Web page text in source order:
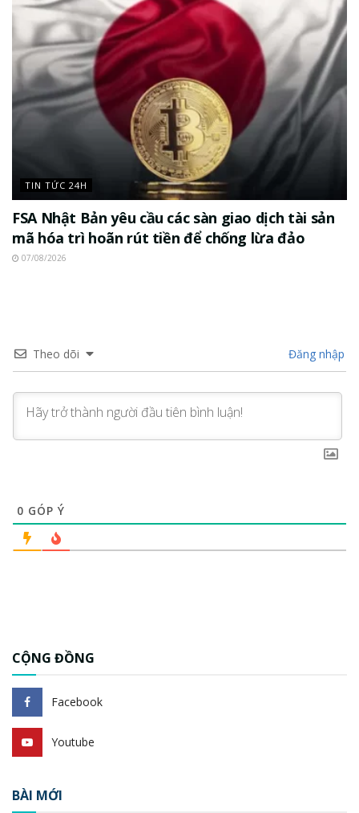
TIN TỨC 24H
FSA Nhật Bản yêu cầu các sàn giao dịch tài sản
mã hóa trì hoãn rút tiền để chống lừa đảo
07/08/2026
Theo dõi Đăng nhập
0 GÓP Ý
CỘNG ĐỒNG
Facebook
Youtube
BÀI MỚI